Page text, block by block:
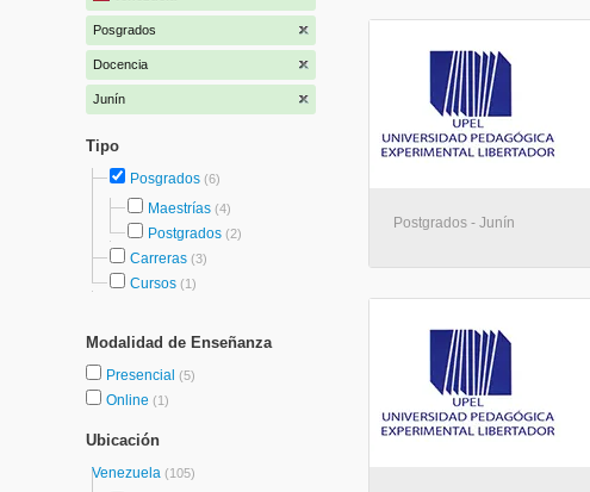
Posgrados
Docencia
Junín
Tipo
Posgrados (6)
Maestrías (4)
Postgrados (2)
Carreras (3)
Cursos (1)
Modalidad de Enseñanza
Presencial (5)
Online (1)
Ubicación
Venezuela (105)
Postgrados - Junín